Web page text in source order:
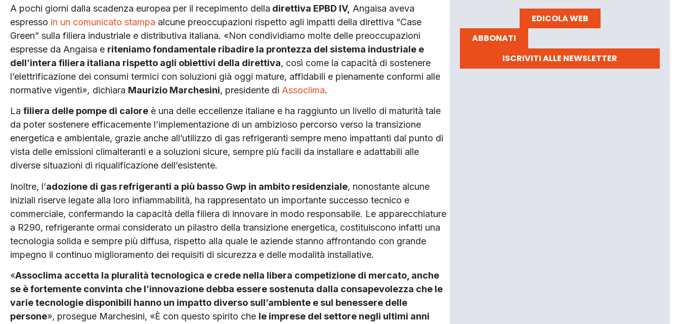
A pochi giorni dalla scadenza europea per il recepimento della direttiva EPBD IV, Angaisa aveva
espresso in un comunicato stampa alcune preoccupazioni rispetto agli impatti della direttiva “Case
Green” sulla filiera industriale e distributiva italiana. «Non condividiamo molte delle preoccupazioni
espresse da Angaisa e riteniamo fondamentale ribadire la prontezza del sistema industriale e
dell’intera filiera italiana rispetto agli obiettivi della direttiva, così come la capacità di sostenere
l’elettrificazione dei consumi termici con soluzioni già oggi mature, affidabili e pienamente conformi alle
normative vigenti», dichiara Maurizio Marchesini, presidente di Assoclima.
La filiera delle pompe di calore è una delle eccellenze italiane e ha raggiunto un livello di maturità tale
da poter sostenere efficacemente l’implementazione di un ambizioso percorso verso la transizione
energetica e ambientale, grazie anche all’utilizzo di gas refrigeranti sempre meno impattanti dal punto di
vista delle emissioni climalteranti e a soluzioni sicure, sempre più facili da installare e adattabili alle
diverse situazioni di riqualificazione dell’esistente.
Inoltre, l’adozione di gas refrigeranti a più basso Gwp in ambito residenziale, nonostante alcune
iniziali riserve legate alla loro infiammabilità, ha rappresentato un importante successo tecnico e
commerciale, confermando la capacità della filiera di innovare in modo responsabile. Le apparecchiature
a R290, refrigerante ormai considerato un pilastro della transizione energetica, costituiscono infatti una
tecnologia solida e sempre più diffusa, rispetto alla quale le aziende stanno affrontando con grande
impegno il continuo miglioramento dei requisiti di sicurezza e delle modalità installative.
«Assoclima accetta la pluralità tecnologica e crede nella libera competizione di mercato, anche
se è fortemente convinta che l’innovazione debba essere sostenuta dalla consapevolezza che le
varie tecnologie disponibili hanno un impatto diverso sull’ambiente e sul benessere delle
persone», prosegue Marchesini, «È con questo spirito che le imprese del settore negli ultimi anni
EDICOLA WEB
ABBONATI
ISCRIVITI ALLE NEWSLETTER